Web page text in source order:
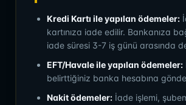
Kredi Kartı ile yapılan ödemeler:
kartınıza iade edilir. Bankanıza
iade süresi 3-7 iş günü arasında
EFT/Havale ile yapılan ödemeler:
belirttiğiniz banka hesabına
Nakit ödemeler: İade işlemi,